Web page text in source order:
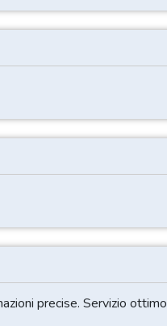
precise. Servizio ottimo